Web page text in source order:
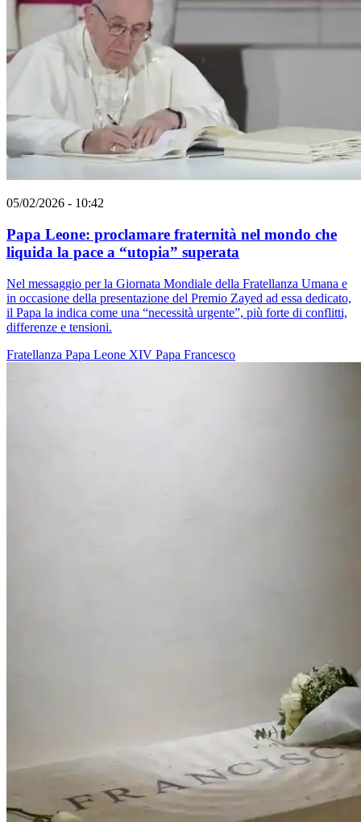
05/02/2026 - 10:42
Papa Leone: proclamare fraternità nel mondo che
liquida la pace a “utopia” superata
Nel messaggio per la Giornata Mondiale della Fratellanza Umana e
in occasione della presentazione del Premio Zayed ad essa dedicato,
il Papa la indica come una “necessità urgente”, più forte di conflitti,
differenze e tensioni.
Fratellanza Papa Leone XIV Papa Francesco